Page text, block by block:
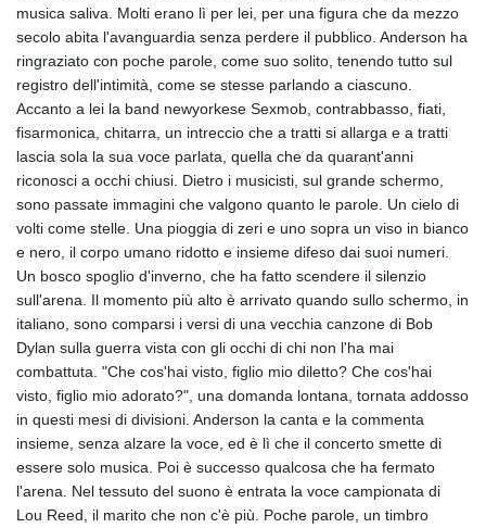
musica saliva. Molti erano lì per lei, per una figura che da mezzo
secolo abita l'avanguardia senza perdere il pubblico. Anderson ha
ringraziato con poche parole, come suo solito, tenendo tutto sul
registro dell'intimità, come se stesse parlando a ciascuno.
Accanto a lei la band newyorkese Sexmob, contrabbasso, fiati,
fisarmonica, chitarra, un intreccio che a tratti si allarga e a tratti
lascia sola la sua voce parlata, quella che da quarant'anni
riconosci a occhi chiusi. Dietro i musicisti, sul grande schermo,
sono passate immagini che valgono quanto le parole. Un cielo di
volti come stelle. Una pioggia di zeri e uno sopra un viso in bianco
e nero, il corpo umano ridotto e insieme difeso dai suoi numeri.
Un bosco spoglio d'inverno, che ha fatto scendere il silenzio
sull'arena. Il momento più alto è arrivato quando sullo schermo, in
italiano, sono comparsi i versi di una vecchia canzone di Bob
Dylan sulla guerra vista con gli occhi di chi non l'ha mai
combattuta. "Che cos'hai visto, figlio mio diletto? Che cos'hai
visto, figlio mio adorato?", una domanda lontana, tornata addosso
in questi mesi di divisioni. Anderson la canta e la commenta
insieme, senza alzare la voce, ed è lì che il concerto smette di
essere solo musica. Poi è successo qualcosa che ha fermato
l'arena. Nel tessuto del suono è entrata la voce campionata di
Lou Reed, il marito che non c'è più. Poche parole, un timbro